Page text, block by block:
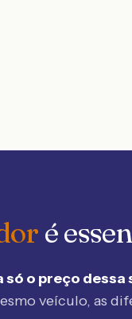
é
o preço dessa
veículo, as